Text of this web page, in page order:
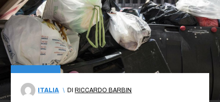
ITALIA \ DI RICCARDO BARBIN